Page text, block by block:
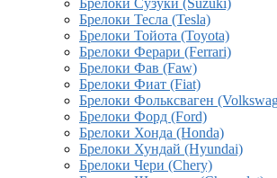
Брелоки Сузуки (Suzuki)
Брелоки Тесла (Tesla)
Брелоки Тойота (Toyota)
Брелоки Ферари (Ferrari)
Брелоки Фав (Faw)
Брелоки Фиат (Fiat)
Брелоки Фольксваген
Брелоки Форд (Ford)
Брелоки Хонда (Honda)
Брелоки Хундай (Hyundai)
Брелоки Чери (Chery)